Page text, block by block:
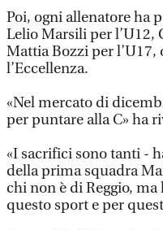
Poi, ogni allenatore ha
Lelio Marsili per l’U12,
Mattia Bozzi per l’U17,
l’Eccellenza.
«Nel mercato di
per puntare alla C» ha
«I sacrifici sono tanti -
della prima squadra
chi non è di Reggio,
questo sport e per